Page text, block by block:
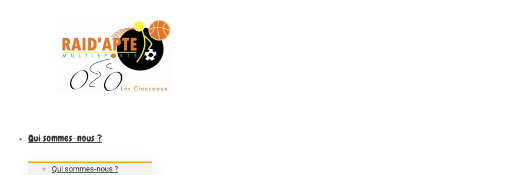
Qui sommes-nous ?
Qui sommes-nous ?